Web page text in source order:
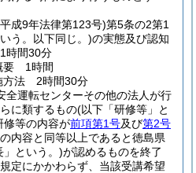
成9年法律第123号)第5条の2第1
う。以下同じ。)の実態及び認知
時間30分
要 1時間
方法 2時間30分
全運転センターその他の法人が行
に類するもの(以下「研修等」と
修等の内容が前項第1号及び第2号
内容と同等以上であると徳島県
」という。)が認めるものを終了
定にかかわらず、当該受講希望